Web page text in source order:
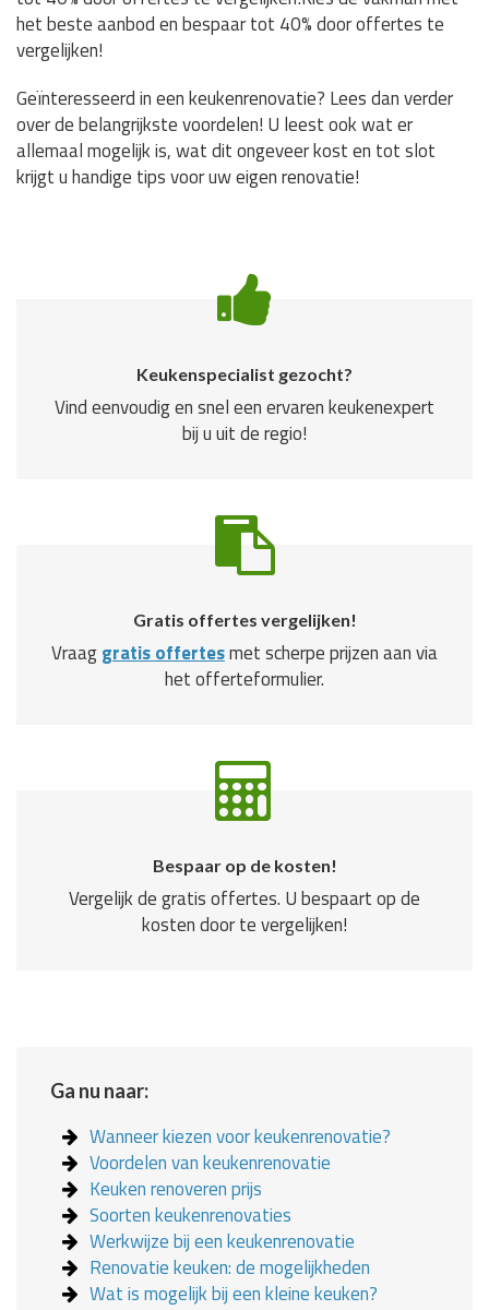
het beste aanbod en bespaar tot 40% door offertes te
vergelijken!
Geïnteresseerd in een keukenrenovatie? Lees dan verder
over de belangrijkste voordelen! U leest ook wat er
allemaal mogelijk is, wat dit ongeveer kost en tot slot
krijgt u handige tips voor uw eigen renovatie!
Keukenspecialist gezocht?
Vind eenvoudig en snel een ervaren keukenexpert
bij u uit de regio!
Gratis offertes vergelijken!
Vraaggratis offertesmet scherpe prijzen aan via
het offerteformulier.
Bespaar op de kosten!
Vergelijk de gratis offertes. U bespaart op de
kosten door te vergelijken!
Ga nu naar:
Wanneer kiezen voor keukenrenovatie?
Voordelen van keukenrenovatie
Keuken renoveren prijs
Soorten keukenrenovaties
Werkwijze bij een keukenrenovatie
Renovatie keuken: de mogelijkheden
Wat is mogelijk bij een kleine keuken?